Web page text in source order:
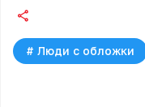
# Люди с обложки